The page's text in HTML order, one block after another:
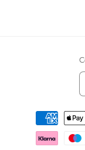
Payment
methods